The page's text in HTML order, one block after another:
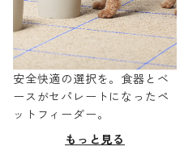
安全快適の選択を。食器とベ
ースがセパレートになったペ
ットフィーダー。
もっと見る